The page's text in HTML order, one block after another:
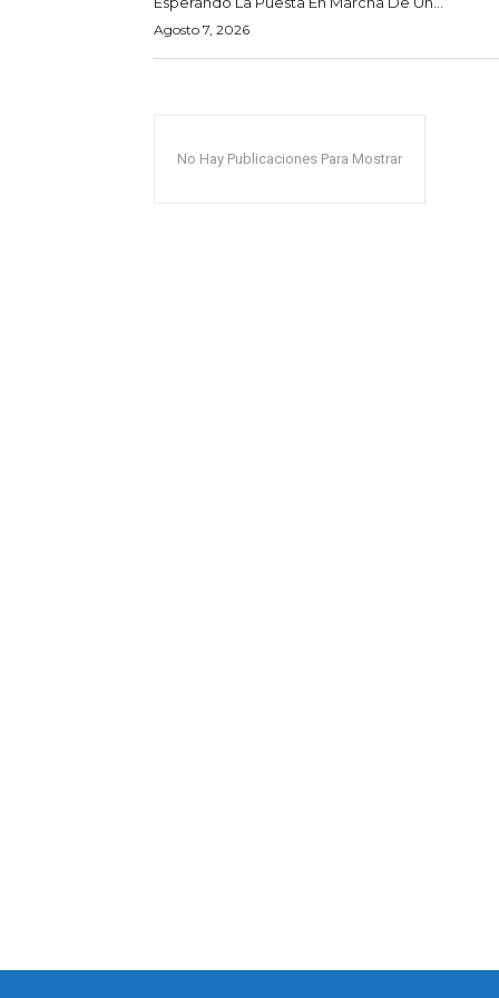
Agosto 7, 2026
No Hay Publicaciones Para Mostrar